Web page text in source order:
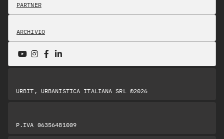
PARTNER
ARCHIVIO
URBIT, URBANISTICA ITALIANA SRL ©2026
P.IVA 06356481009